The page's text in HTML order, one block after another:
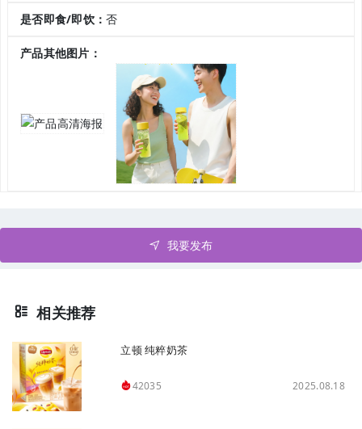
是否即食/即饮：否
产品其他图片：
我要发布
相关推荐
立顿 纯粹奶茶
42035 2025.08.18